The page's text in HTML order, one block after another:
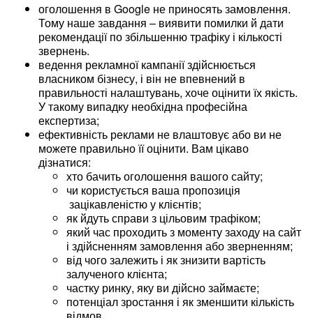
оголошення в Google не приносять замовлення.
Тому наше завдання – виявити помилки й дати
рекомендації по збільшенню трафіку і кількості
звернень.
ведення рекламної кампанії здійснюється
власником бізнесу, і він не впевнений в
правильності налаштувань, хоче оцінити їх якість.
У такому випадку необхідна професійна
експертиза;
ефективність реклами не влаштовує або ви не
можете правильно її оцінити. Вам цікаво
дізнатися:
хто бачить оголошення вашого сайту;
чи користується ваша пропозиція
зацікавленістю у клієнтів;
як йдуть справи з цільовим трафіком;
який час проходить з моменту заходу на сайт
і здійсненням замовлення або зверненням;
від чого залежить і як знизити вартість
залученого клієнта;
частку ринку, яку ви дійсно займаєте;
потенціал зростання і як зменшити кількість